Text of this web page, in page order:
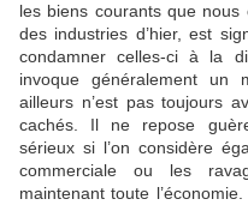
les biens courants que
des industries d’hier, est
condamner celles-ci à la
invoque généralement un
ailleurs n’est pas toujours
cachés. Il ne repose
sérieux si l’on considère
commerciale ou les
maintenant toute